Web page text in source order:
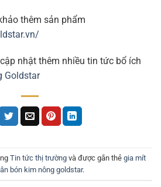
thêm sản phẩm
nhật thêm nhiều tin tức bổ ích
Goldstar
Tin tức thị trường và được gắn thẻ gia mít
bón kim nông goldstar.